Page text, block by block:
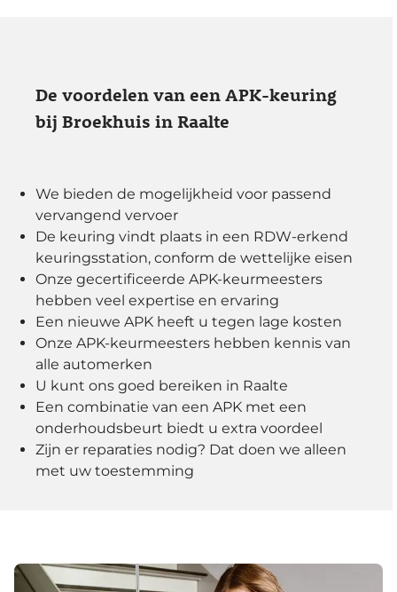
De voordelen van een APK-keuring
bij Broekhuis in Raalte
We bieden de mogelijkheid voor passend
vervangend vervoer
De keuring vindt plaats in een RDW-erkend
keuringsstation, conform de wettelijke eisen
Onze gecertificeerde APK-keurmeesters
hebben veel expertise en ervaring
Een nieuwe APK heeft u tegen lage kosten
Onze APK-keurmeesters hebben kennis van
alle automerken
U kunt ons goed bereiken in Raalte
Een combinatie van een APK met een
onderhoudsbeurt biedt u extra voordeel
Zijn er reparaties nodig? Dat doen we alleen
met uw toestemming